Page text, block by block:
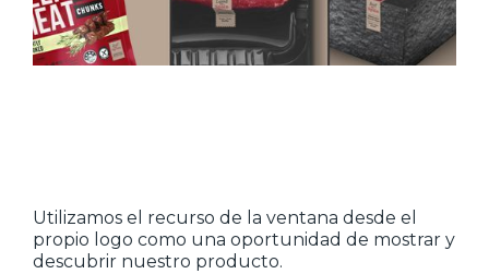
Utilizamos el recurso de la ventana desde el
propio logo como una oportunidad de mostrar y
descubrir nuestro producto.